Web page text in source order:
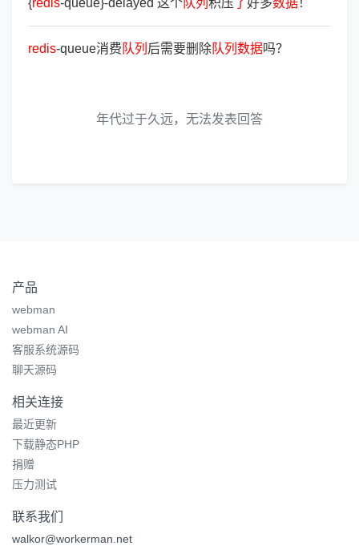
redis-queue消费 队列 后需要删除队列 数据吗？
年代过于久远，无法发表回答
产品
webman
webman AI
客服系统源码
聊天源码
相关连接
最近更新
下载静态PHP
捐赠
压力测试
联系我们
walkor@workerman.net